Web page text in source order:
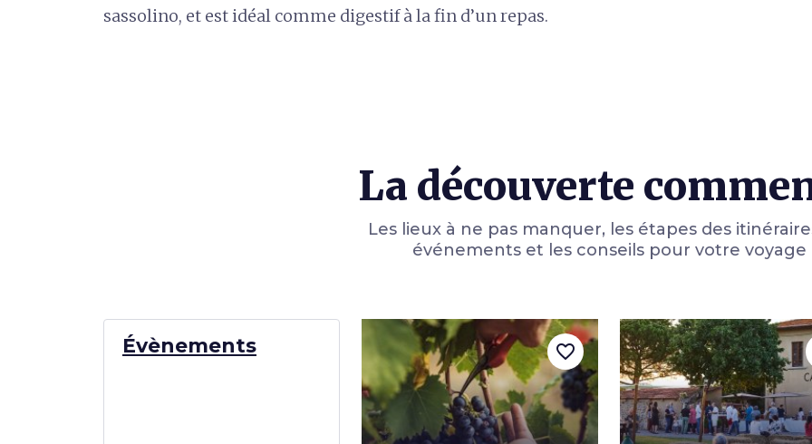
sassolino, et est idéal comme digestif à la fin d’un repas.
La découverte
Les lieux à ne pas manquer, les étapes des
événements et les conseils pour votre voyage
Évènements favorite_border